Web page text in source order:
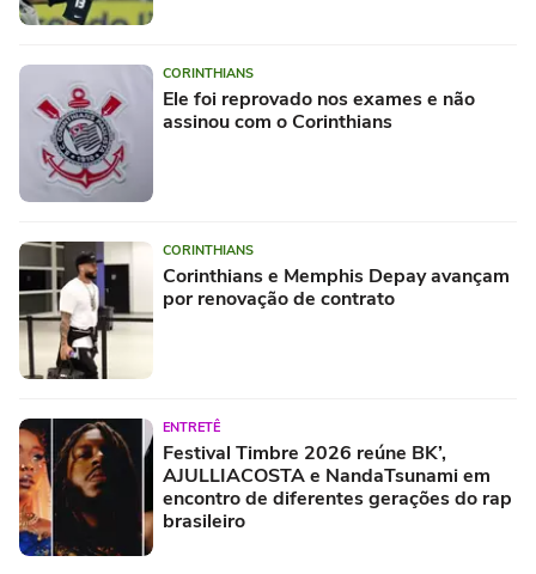
CORINTHIANS
Ele foi reprovado nos exames e não
assinou com o Corinthians
CORINTHIANS
Corinthians e Memphis Depay avançam
por renovação de contrato
ENTRETÊ
Festival Timbre 2026 reúne BK’,
AJULLIACOSTA e NandaTsunami em
encontro de diferentes gerações do rap
brasileiro